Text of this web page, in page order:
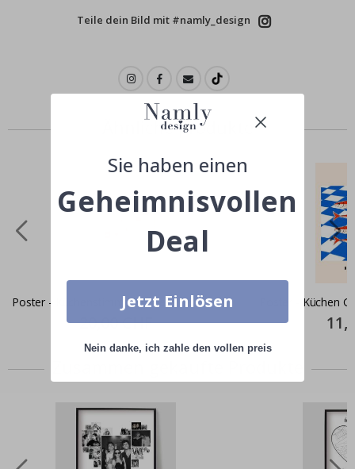
Teile dein Bild mit #namly_design
Ähnliche produkte
Poster - Küchenstimmung / Set von 3
20,00 CHF
Poster - Küchen
Price
Sie haben einen
Geheimnisvollen
Deal
Jetzt Einlösen
Nein danke, ich zahle den vollen preis